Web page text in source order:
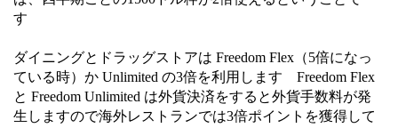
す
ダイニングとドラッグストアは Freedom Flex（5倍になっ
ている時）か Unlimited の3倍を利用します Freedom Flex
と Freedom Unlimited は外貨決済をすると外貨手数料が発
生しますので海外レストランでは3倍ポイントを獲得して